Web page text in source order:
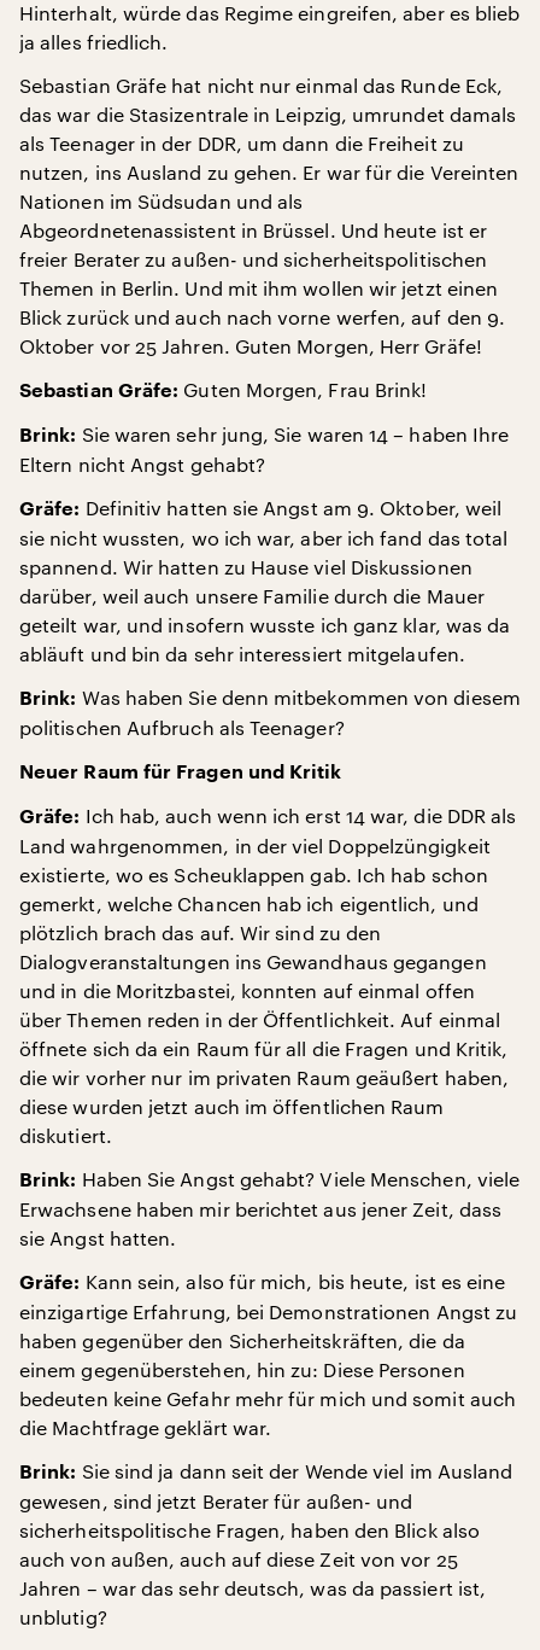
Hinterhalt, würde das Regime eingreifen, aber es blieb
ja alles friedlich.
Sebastian Gräfe hat nicht nur einmal das Runde Eck,
das war die Stasizentrale in Leipzig, umrundet damals
als Teenager in der DDR, um dann die Freiheit zu
nutzen, ins Ausland zu gehen. Er war für die Vereinten
Nationen im Südsudan und als
Abgeordnetenassistent in Brüssel. Und heute ist er
freier Berater zu außen- und sicherheitspolitischen
Themen in Berlin. Und mit ihm wollen wir jetzt einen
Blick zurück und auch nach vorne werfen, auf den 9.
Oktober vor 25 Jahren. Guten Morgen, Herr Gräfe!
Sebastian Gräfe: Guten Morgen, Frau Brink!
Brink: Sie waren sehr jung, Sie waren 14 – haben Ihre
Eltern nicht Angst gehabt?
Gräfe: Definitiv hatten sie Angst am 9. Oktober, weil
sie nicht wussten, wo ich war, aber ich fand das total
spannend. Wir hatten zu Hause viel Diskussionen
darüber, weil auch unsere Familie durch die Mauer
geteilt war, und insofern wusste ich ganz klar, was da
abläuft und bin da sehr interessiert mitgelaufen.
Brink: Was haben Sie denn mitbekommen von diesem
politischen Aufbruch als Teenager?
Neuer Raum für Fragen und Kritik
Gräfe: Ich hab, auch wenn ich erst 14 war, die DDR als
Land wahrgenommen, in der viel Doppelzüngigkeit
existierte, wo es Scheuklappen gab. Ich hab schon
gemerkt, welche Chancen hab ich eigentlich, und
plötzlich brach das auf. Wir sind zu den
Dialogveranstaltungen ins Gewandhaus gegangen
und in die Moritzbastei, konnten auf einmal offen
über Themen reden in der Öffentlichkeit. Auf einmal
öffnete sich da ein Raum für all die Fragen und Kritik,
die wir vorher nur im privaten Raum geäußert haben,
diese wurden jetzt auch im öffentlichen Raum
diskutiert.
Brink: Haben Sie Angst gehabt? Viele Menschen, viele
Erwachsene haben mir berichtet aus jener Zeit, dass
sie Angst hatten.
Gräfe: Kann sein, also für mich, bis heute, ist es eine
einzigartige Erfahrung, bei Demonstrationen Angst zu
haben gegenüber den Sicherheitskräften, die da
einem gegenüberstehen, hin zu: Diese Personen
bedeuten keine Gefahr mehr für mich und somit auch
die Machtfrage geklärt war.
Brink: Sie sind ja dann seit der Wende viel im Ausland
gewesen, sind jetzt Berater für außen- und
sicherheitspolitische Fragen, haben den Blick also
auch von außen, auch auf diese Zeit von vor 25
Jahren – war das sehr deutsch, was da passiert ist,
unblutig?